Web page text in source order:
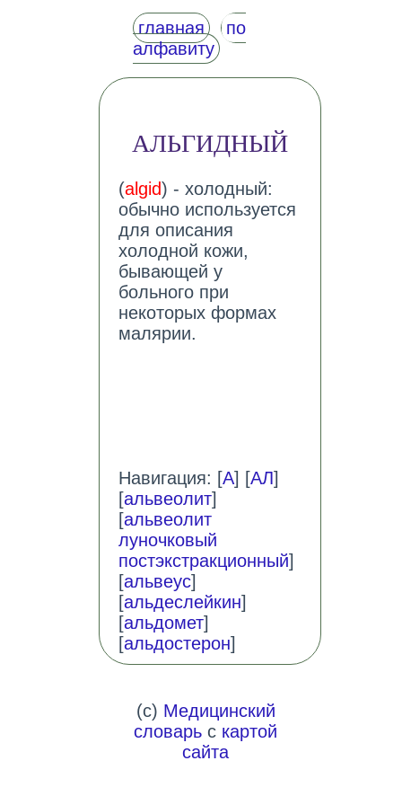
главная
по
алфавиту
АЛЬГИДНЫЙ
(algid) - холодный:
обычно используется
для описания
холодной кожи,
бывающей у
больного при
некоторых формах
малярии.
Навигация: [А] [АЛ]
[альвеолит]
[альвеолит
луночковый
постэкстракционный]
[альвеус]
[альдеслейкин]
[альдомет]
[альдостерон]
(c) Медицинский
словарь с картой
сайта